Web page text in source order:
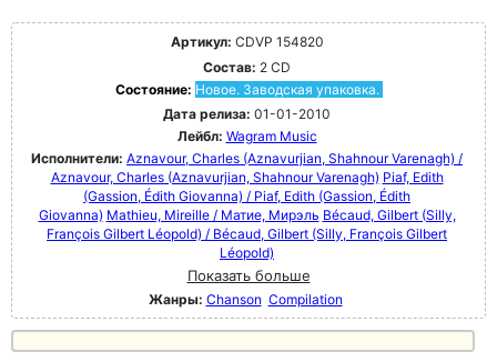
Артикул: CDVP 154820
Состав: 2 CD
Состояние: Новое. Заводская упаковка.
Дата релиза: 01-01-2010
Лейбл: Wagram Music
Исполнители: Aznavour, Charles (Aznavurjian, Shahnour Varenagh) /
Aznavour, Charles (Aznavurjian, Shahnour Varenagh) Piaf, Edith
(Gassion, Édith Giovanna) / Piaf, Edith (Gassion, Édith
Giovanna) Mathieu, Mireille / Матие, Мирэль Bécaud, Gilbert (Silly,
François Gilbert Léopold) / Bécaud, Gilbert (Silly, François Gilbert
Léopold)
Показать больше
Жанры: Chanson Compilation